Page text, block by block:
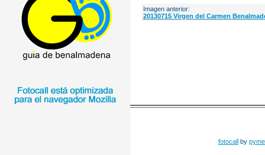
Imagen anterior:
20130715 Virgen del Carmen
fotocall by